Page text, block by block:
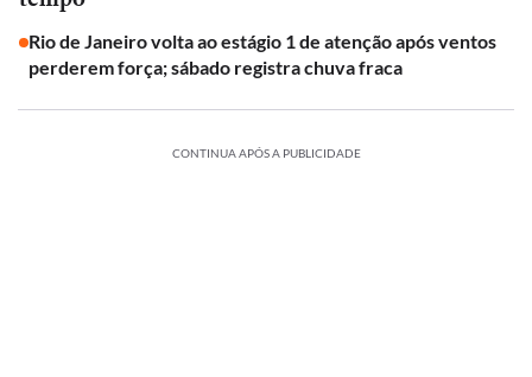
Rio de Janeiro volta ao estágio 1 de atenção após ventos
perderem força; sábado registra chuva fraca
CONTINUA APÓS A PUBLICIDADE